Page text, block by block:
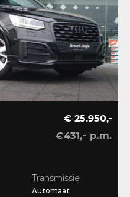
€ 25.950,-
€431,- p.m.
Transmissie
Automaat